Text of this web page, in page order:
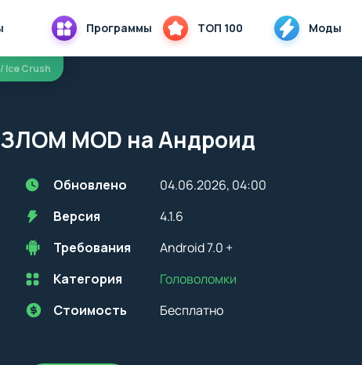
Программы ТОП 100 Моды
/ Ice Crush
MOD на Андроид
Обновлено
04.06.2026, 04:00
Версия
4.1.6
Требования
Android 7.0 +
Перед установкой приложения на устройство с Android, стоит
учитывать версию OS. Мы всегда указываем минимальные
Категория
Головоломки
Стоимость
Бесплатно